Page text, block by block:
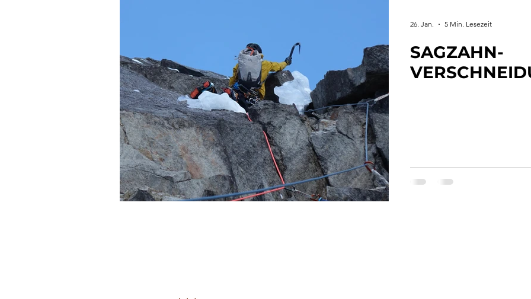
SAGZAHN-
26. Jan. 5 Min. Lesezeit